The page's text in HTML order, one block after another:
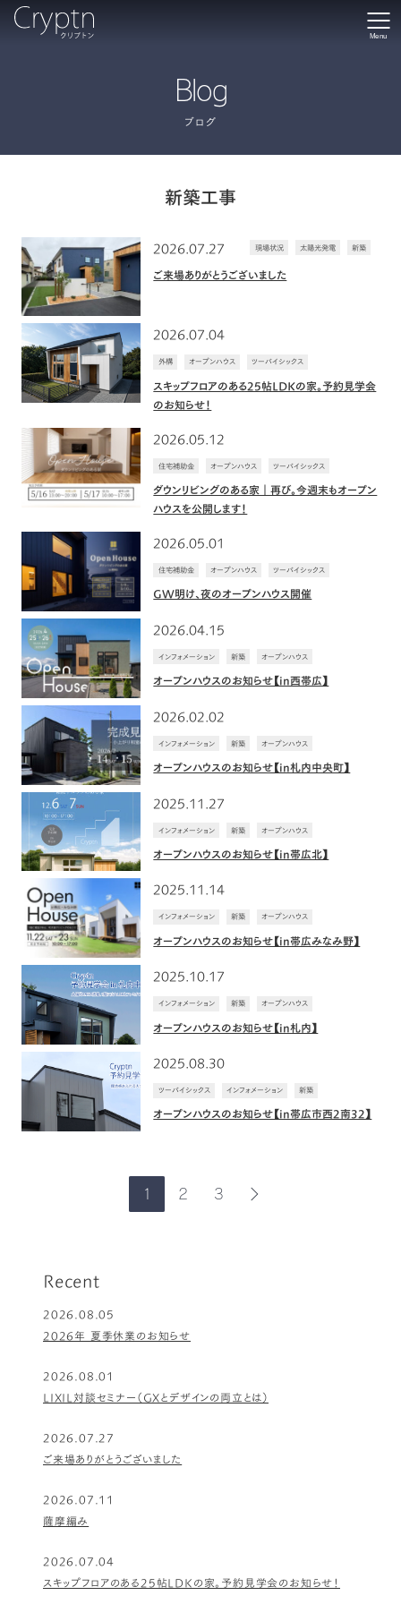
Menu
Blog
ブログ
新築工事
ご来場ありがとうございました
現場状況 太陽光発電 新築
2026.07.27
スキップフロアのある25帖LDKの家。予約見学会
のお知らせ！
外構 オープンハウス ツーバイシックス
2026.07.04
ダウンリビングのある家｜再び。今週末もオープン
ハウスを公開します！
住宅補助金 オープンハウス ツーバイシックス
2026.05.12
GW明け、夜のオープンハウス開催
住宅補助金 オープンハウス ツーバイシックス
2026.05.01
オープンハウスのお知らせ【in西帯広】
インフォメーション 新築 オープンハウス
2026.04.15
オープンハウスのお知らせ【in札内中央町】
インフォメーション 新築 オープンハウス
2026.02.02
オープンハウスのお知らせ【in帯広北】
インフォメーション 新築 オープンハウス
2025.11.27
オープンハウスのお知らせ【in帯広みなみ野】
インフォメーション 新築 オープンハウス
2025.11.14
オープンハウスのお知らせ【in札内】
インフォメーション 新築 オープンハウス
2025.10.17
オープンハウスのお知らせ【in帯広市西2南32】
ツーバイシックス インフォメーション 新築
2025.08.30
1 2 3
次
Recent
2026.08.05
2026年 夏季休業のお知らせ
2026.08.01
LIXIL対談セミナー（GXとデザインの両立とは）
2026.07.27
ご来場ありがとうございました
2026.07.11
薩摩編み
2026.07.04
スキップフロアのある25帖LDKの家。予約見学会のお知らせ！